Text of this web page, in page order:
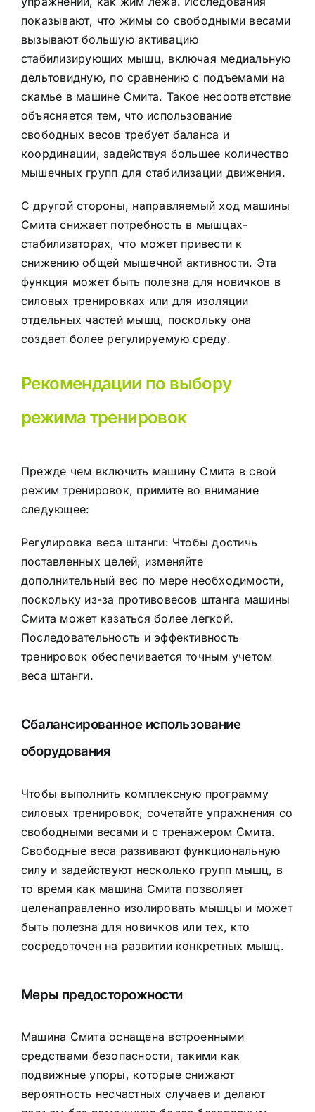
показывают, что жимы со свободными весами
вызывают большую активацию
стабилизирующих мышц, включая медиальную
дельтовидную, по сравнению с подъемами на
скамье в машине Смита. Такое несоответствие
объясняется тем, что использование
свободных весов требует баланса и
координации, задействуя большее количество
мышечных групп для стабилизации движения.
С другой стороны, направляемый ход машины
Смита снижает потребность в мышцах-
стабилизаторах, что может привести к
снижению общей мышечной активности. Эта
функция может быть полезна для новичков в
силовых тренировках или для изоляции
отдельных частей мышц, поскольку она
создает более регулируемую среду.
Рекомендации по выбору
режима тренировок
Прежде чем включить машину Смита в свой
режим тренировок, примите во внимание
следующее:
Регулировка веса штанги: Чтобы достичь
поставленных целей, изменяйте
дополнительный вес по мере необходимости,
поскольку из-за противовесов штанга машины
Смита может казаться более легкой.
Последовательность и эффективность
тренировок обеспечивается точным учетом
веса штанги.
Сбалансированное использование
оборудования
Чтобы выполнить комплексную программу
силовых тренировок, сочетайте упражнения со
свободными весами и с тренажером Смита.
Свободные веса развивают функциональную
силу и задействуют несколько групп мышц, в
то время как машина Смита позволяет
целенаправленно изолировать мышцы и может
быть полезна для новичков или тех, кто
сосредоточен на развитии конкретных мышц.
Меры предосторожности
Машина Смита оснащена встроенными
средствами безопасности, такими как
подвижные упоры, которые снижают
вероятность несчастных случаев и делают